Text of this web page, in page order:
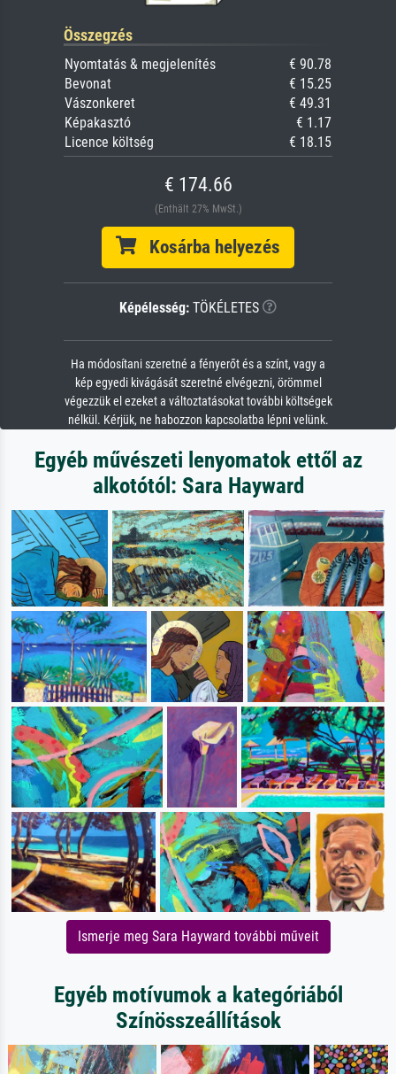
Összegzés
Nyomtatás & megjelenítés
€ 90.78
Bevonat
€ 15.25
Vászonkeret
€ 49.31
Képakasztó
€ 1.17
Licence költség
€ 18.15
€ 174.66
(Enthält 27% MwSt.)
Kosárba helyezés
Képélesség: TÖKÉLETES
Ha módosítani szeretné a fényerőt és a színt, vagy a
kép egyedi kivágását szeretné elvégezni, örömmel
végezzük el ezeket a változtatásokat további költségek
nélkül. Kérjük, ne habozzon kapcsolatba lépni velünk.
Egyéb művészeti lenyomatok ettől az
alkotótól: Sara Hayward
Ismerje meg Sara Hayward további műveit
Egyéb motívumok a kategóriából
Színösszeállítások